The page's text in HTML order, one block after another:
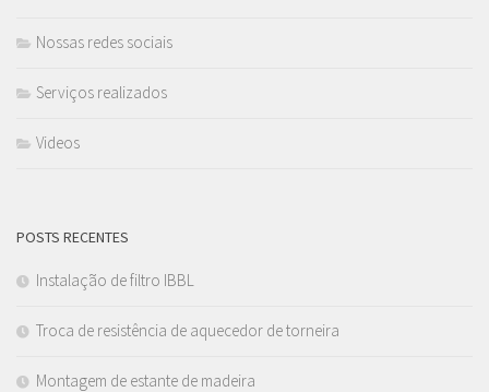
Nossas redes sociais
Serviços realizados
Videos
POSTS RECENTES
Instalação de filtro IBBL
Troca de resistência de aquecedor de torneira
Montagem de estante de madeira